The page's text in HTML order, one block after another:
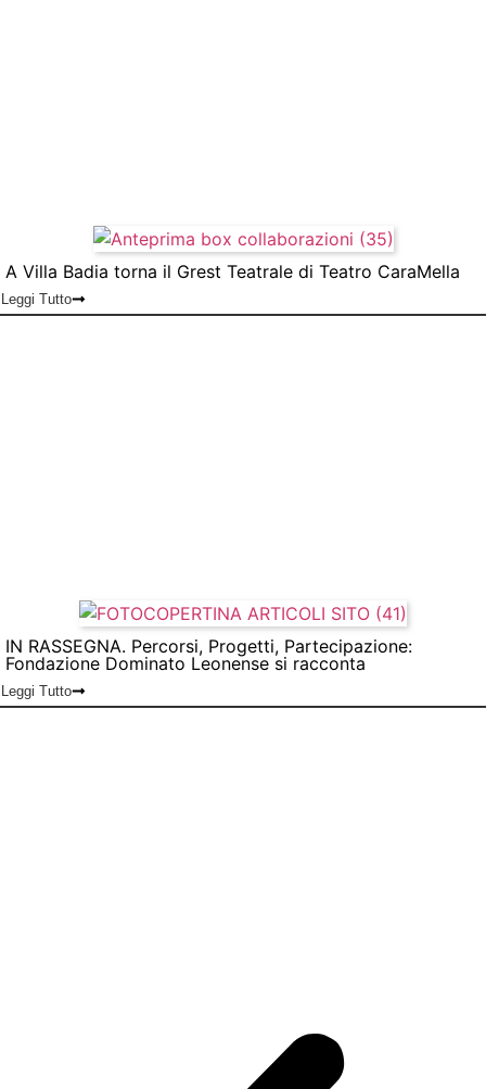
A Villa Badia torna il Grest Teatrale di Teatro CaraMella
Leggi Tutto
IN RASSEGNA. Percorsi, Progetti, Partecipazione:
Fondazione Dominato Leonense si racconta
Leggi Tutto